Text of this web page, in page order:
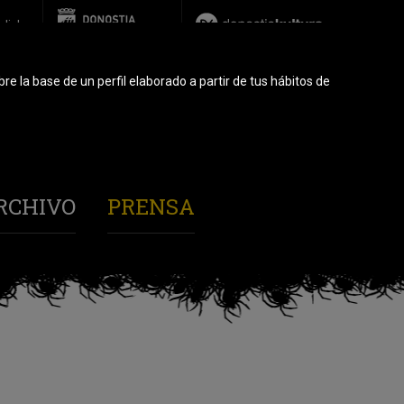
PRENSA
la base de un perfil elaborado a partir de tus hábitos de